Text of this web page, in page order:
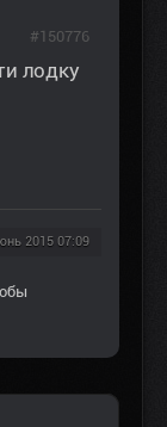
лодку
2015 07:09
#150776